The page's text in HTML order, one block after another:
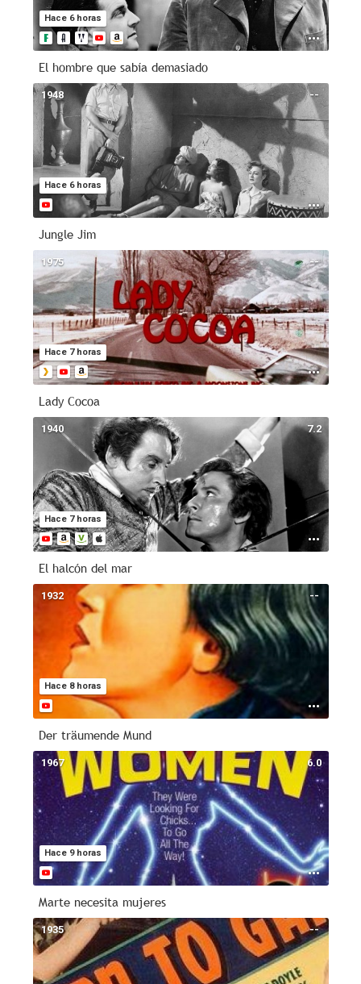
Hace 6 horas
El hombre que sabía demasiado
--
Hace 6 horas
1948
Jungle Jim
--
Hace 7 horas
1975
Lady Cocoa
7.2
Hace 7 horas
1940
El halcón del mar
--
Hace 8 horas
1932
Der träumende Mund
6.0
Hace 9 horas
1967
Marte necesita mujeres
--
1935